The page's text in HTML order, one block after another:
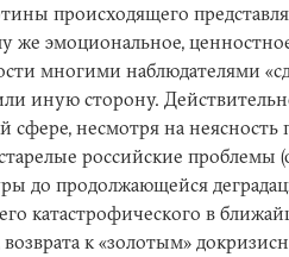
происходящего
же эмоциональное,
многими наблюдателями
иную сторону.
сфере, несмотря на неясность
российские проблемы
до продолжающейся
катастрофического в
к «золотым»